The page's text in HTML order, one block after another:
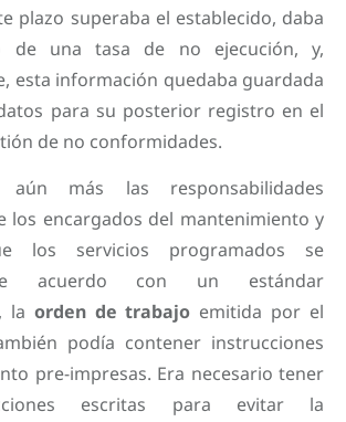
plazo superaba el establecido, daba
de una tasa de no ejecución, y,
esta información quedaba guardada
para su posterior registro en el
de no conformidades.
más las responsabilidades
los encargados del mantenimiento y
los servicios programados se
acuerdo con un estándar
la orden de trabajo emitida por el
podía contener instrucciones
pre-impresas. Era necesario tener
escritas para evitar la